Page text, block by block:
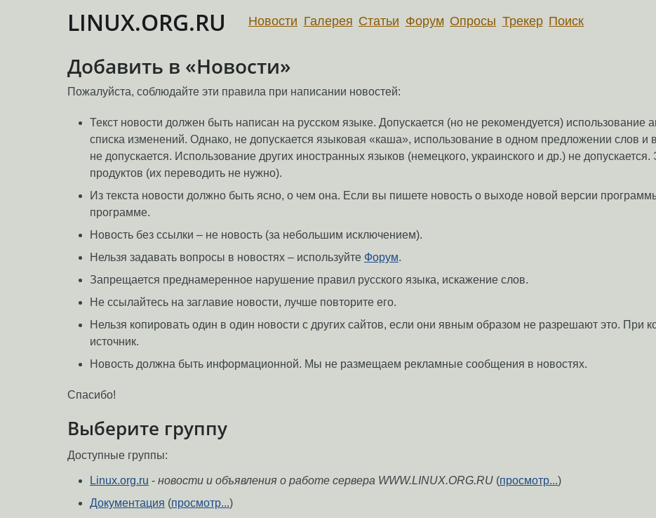
LINUX.ORG.RU Новости Галерея Статьи Форум Опросы Трекер Поиск
Добавить в «Новости»
Пожалуйста, соблюдайте эти правила при написании новостей:
Текст новости должен быть написан на русском языке. Допускается (но не рекомендуется) использование
списка изменений. Однако, не допускается языковая «каша», использование в одном предложении слов
не допускается. Использование других иностранных языков (немецкого, украинского и др.) не
продуктов (их переводить не нужно).
Из текста новости должно быть ясно, о чем она. Если вы пишете новость о выходе новой версии
программе.
Новость без ссылки – не новость (за небольшим исключением).
Нельзя задавать вопросы в новостях – используйте Форум.
Запрещается преднамеренное нарушение правил русского языка, искажение слов.
Не ссылайтесь на заглавие новости, лучше повторите его.
Нельзя копировать один в один новости с других сайтов, если они явным образом не разрешают это. При
источник.
Новость должна быть информационной. Мы не размещаем рекламные сообщения в новостях.
Спасибо!
Выберите группу
Доступные группы:
Linux.org.ru - новости и объявления о работе сервера WWW.LINUX.ORG.RU (просмотр...)
Документация (просмотр...)